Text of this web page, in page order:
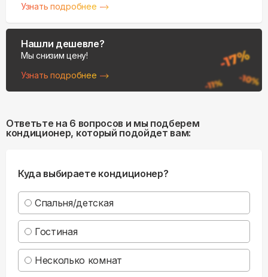
Узнать подробнее
Нашли дешевле?
Мы снизим цену!
Узнать подробнее
Ответьте на 6 вопросов и мы подберем
кондиционер, который подойдет вам:
Куда выбираете кондиционер?
Спальня/детская
Гостиная
Несколько комнат